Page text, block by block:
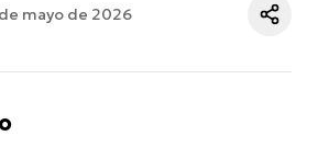
mayo de 2026